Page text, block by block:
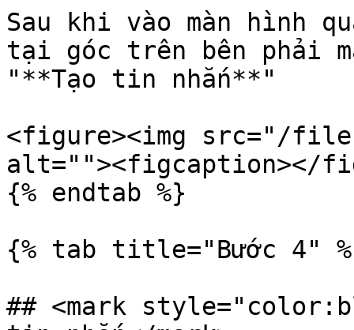
Sau khi vào màn hình
tại góc trên bên phải
"**Tạo tin nhắn**"
<figure><img src="/files/
alt=""><figcaption></
{% endtab %}
{% tab title="Bước 4"
## <mark